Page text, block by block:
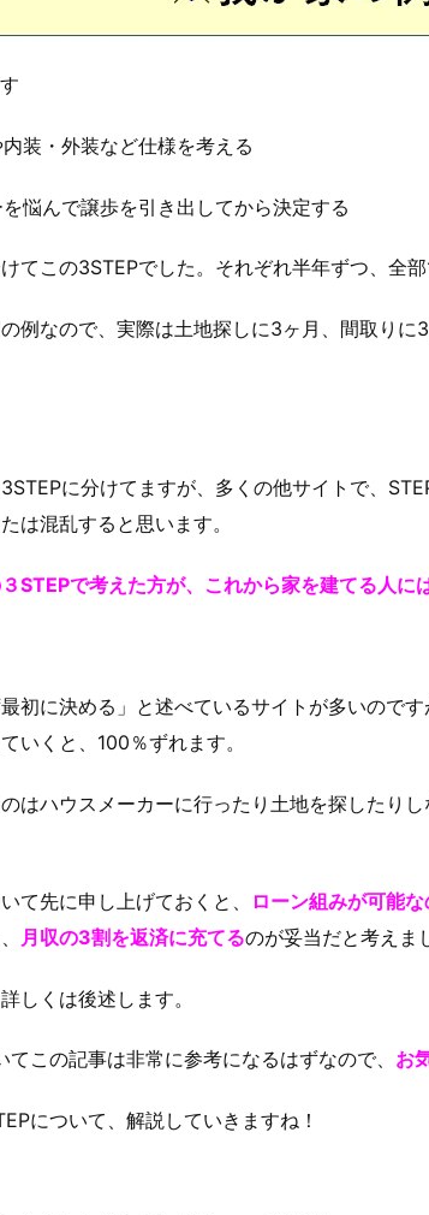
内装・外装など仕様を考える
を悩んで譲歩を引き出してから決定する
てこの3STEPでした。それぞれ半年ずつ、全部
例なので、実際は土地探しに3ヶ月、間取り
に分けてますが、多くの他サイトで、
は混乱すると思います。
STEPで考えた方が、これから家を建てる人に
初に決める」と述べているサイトが多いので
いくと、100％ずれます。
はハウスメーカーに行ったり土地を探したり
て先に申し上げておくと、 ローン組みが可能
月収の3割を返済に充てるのが妥当だと考えま
しくは後述します。
てこの記事は非常に参考になるはずなので、 お
について、解説していきますね！